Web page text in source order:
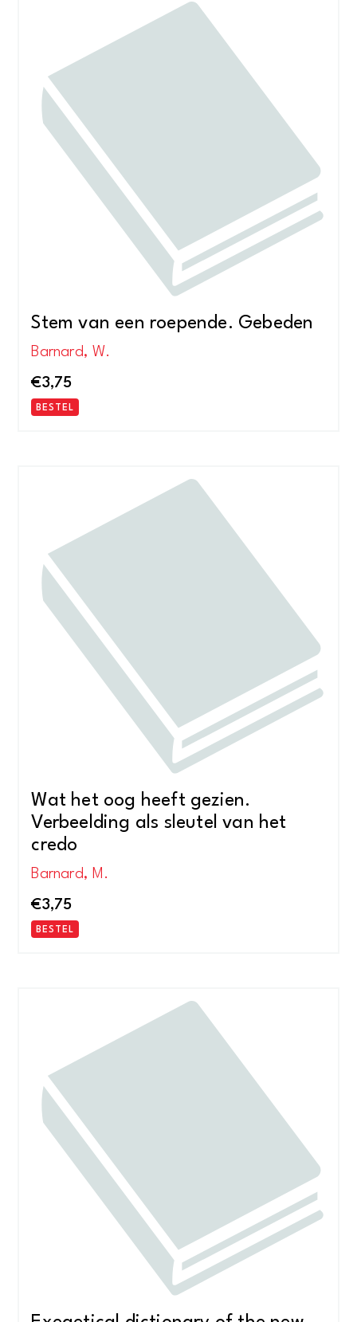
Stem van een roepende. Gebeden
Barnard, W.
€3,75
BESTEL
Wat het oog heeft gezien.
Verbeelding als sleutel van het
credo
Barnard, M.
€3,75
BESTEL